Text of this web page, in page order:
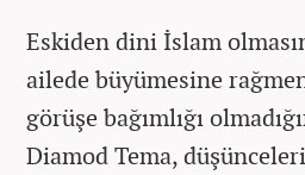
Eskiden dini İslam
ailede büyümesine
görüşe bağımlığı
Diamod Tema,